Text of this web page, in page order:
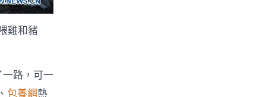
雞和豬
路，可一
包養網熱